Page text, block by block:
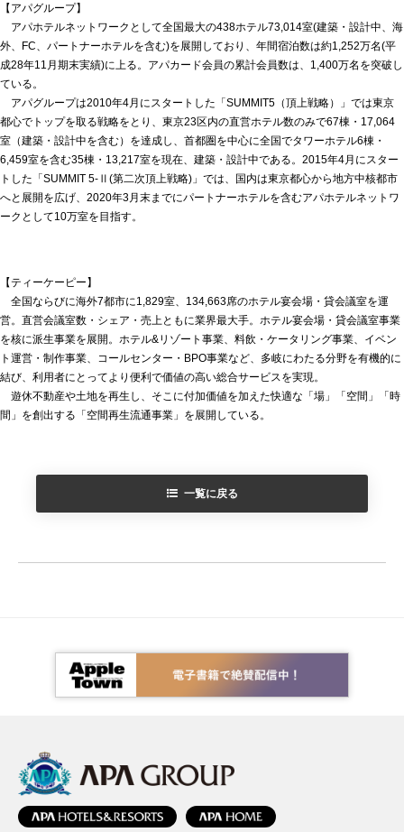
【アパグループ】
アパホテルネットワークとして全国最大の438ホテル73,014室(建築・設計中、海
外、FC、パートナーホテルを含む)を展開しており、年間宿泊数は約1,252万名(平
成28年11月期末実績)に上る。アパカード会員の累計会員数は、1,400万名を突破し
ている。
アパグループは2010年4月にスタートした「SUMMIT5（頂上戦略）」では東京
都心でトップを取る戦略をとり、東京23区内の直営ホテル数のみで67棟・17,064
室（建築・設計中を含む）を達成し、首都圏を中心に全国でタワーホテル6棟・
6,459室を含む35棟・13,217室を現在、建築・設計中である。2015年4月にスター
トした「SUMMIT 5-Ⅱ(第二次頂上戦略)」では、国内は東京都心から地方中核都市
へと展開を広げ、2020年3月末までにパートナーホテルを含むアパホテルネットワ
ークとして10万室を目指す。
【ティーケーピー】
全国ならびに海外7都市に1,829室、134,663席のホテル宴会場・貸会議室を運
営。直営会議室数・シェア・売上ともに業界最大手。ホテル宴会場・貸会議室事業
を核に派生事業を展開。ホテル&リゾート事業、料飲・ケータリング事業、イベン
ト運営・制作事業、コールセンター・BPO事業など、多岐にわたる分野を有機的に
結び、利用者にとってより便利で価値の高い総合サービスを実現。
遊休不動産や土地を再生し、そこに付加価値を加えた快適な「場」「空間」「時
間」を創出する「空間再生流通事業」を展開している。
一覧に戻る